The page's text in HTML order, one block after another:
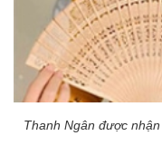
Thanh Ngân được